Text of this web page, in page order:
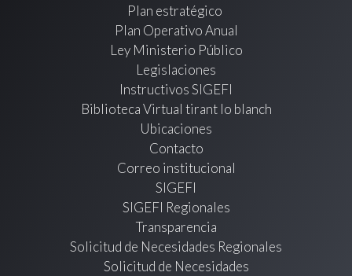
Plan estratégico
Plan Operativo Anual
Ley Ministerio Público
Legislaciones
Instructivos SIGEFI
Biblioteca Virtual tirant lo blanch
Ubicaciones
Contacto
Correo institucional
SIGEFI
SIGEFI Regionales
Transparencia
Solicitud de Necesidades Regionales
Solicitud de Necesidades